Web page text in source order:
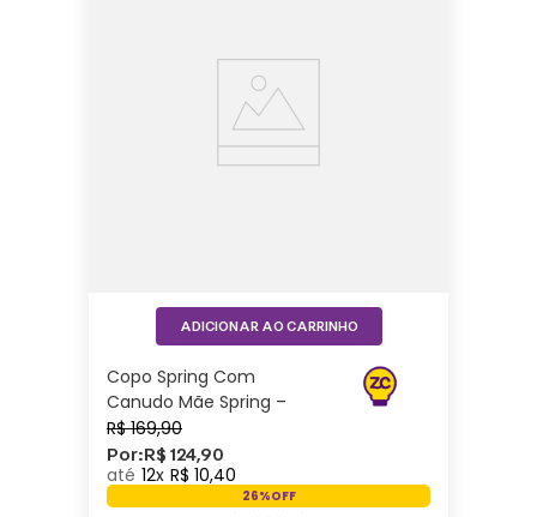
Copo Spring Com
Canudo Mãe Spring –
Zonacriativa
R$ 169,90
Por:R$ 124,90
12 R$ 10,40
26%OFF
ADICIONAR AO CARRINHO